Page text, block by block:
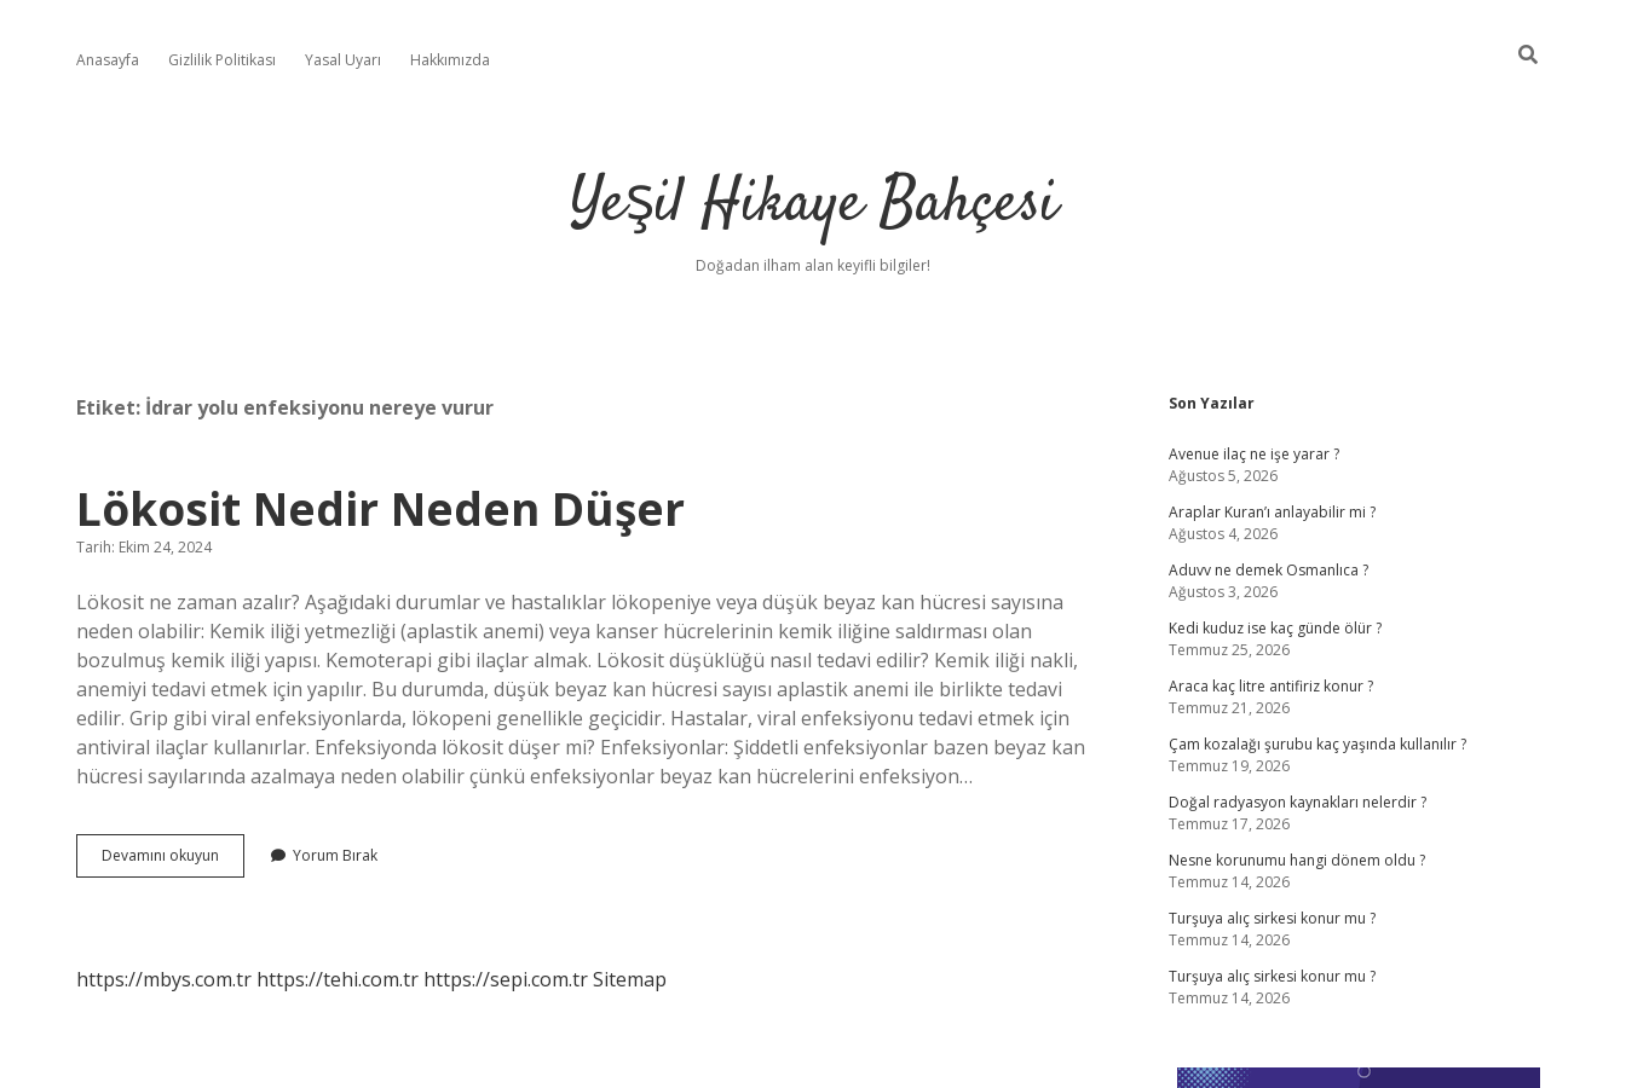
Anasayfa Gizlilik Politikası Yasal Uyarı Hakkımızda
Yeşil Hikaye Bahçesi
Doğadan ilham alan keyifli bilgiler!
Etiket: İdrar yolu enfeksiyonu nereye vurur
Lökosit Nedir Neden Düşer
Tarih: Ekim 24, 2024
Lökosit ne zaman azalır? Aşağıdaki durumlar ve hastalıklar lökopeniye veya düşük beyaz kan hücresi sayısına
neden olabilir: Kemik iliği yetmezliği (aplastik anemi) veya kanser hücrelerinin kemik iliğine saldırması olan
bozulmuş kemik iliği yapısı. Kemoterapi gibi ilaçlar almak. Lökosit düşüklüğü nasıl tedavi edilir? Kemik iliği nakli,
anemiyi tedavi etmek için yapılır. Bu durumda, düşük beyaz kan hücresi sayısı aplastik anemi ile birlikte tedavi
edilir. Grip gibi viral enfeksiyonlarda, lökopeni genellikle geçicidir. Hastalar, viral enfeksiyonu tedavi etmek için
antiviral ilaçlar kullanırlar. Enfeksiyonda lökosit düşer mi? Enfeksiyonlar: Şiddetli enfeksiyonlar bazen beyaz kan
hücresi sayılarında azalmaya neden olabilir çünkü enfeksiyonlar beyaz kan hücrelerini enfeksiyon…
Devamını okuyun
Nedir
Yorum Bırak
https://mbys.com.tr https://tehi.com.tr https://sepi.com.trSitemap
Sidebar
Son Yazılar
Avenue ilaç ne işe yarar ?
Ağustos 5, 2026
Araplar Kuran’ı anlayabilir mi ?
Ağustos 4, 2026
Aduvv ne demek Osmanlıca ?
Ağustos 3, 2026
Kedi kuduz ise kaç günde ölür ?
Temmuz 25, 2026
Araca kaç litre antifiriz konur ?
Temmuz 21, 2026
Çam kozalağı şurubu kaç yaşında kullanılır ?
Temmuz 19, 2026
Doğal radyasyon kaynakları nelerdir ?
Temmuz 17, 2026
Nesne korunumu hangi dönem oldu ?
Temmuz 14, 2026
Turşuya alıç sirkesi konur mu ?
Temmuz 14, 2026
Turşuya alıç sirkesi konur mu ?
Temmuz 14, 2026